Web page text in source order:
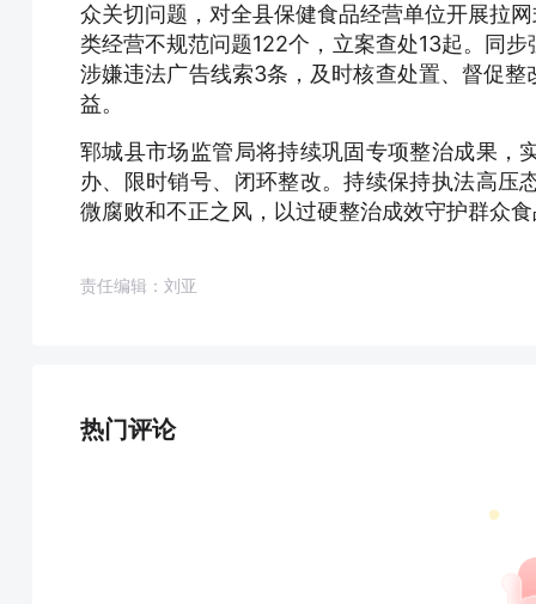
众关切问题，对全县保健食品经营单位开展拉
类经营不规范问题122个，立案查处13起。同
涉嫌违法广告线索3条，及时核查处置、督促
益。
郓城县市场监管局将持续巩固专项整治成果，
办、限时销号、闭环整改。持续保持执法高压
微腐败和不正之风，以过硬整治成效守护群众
责任编辑：刘亚
热门评论